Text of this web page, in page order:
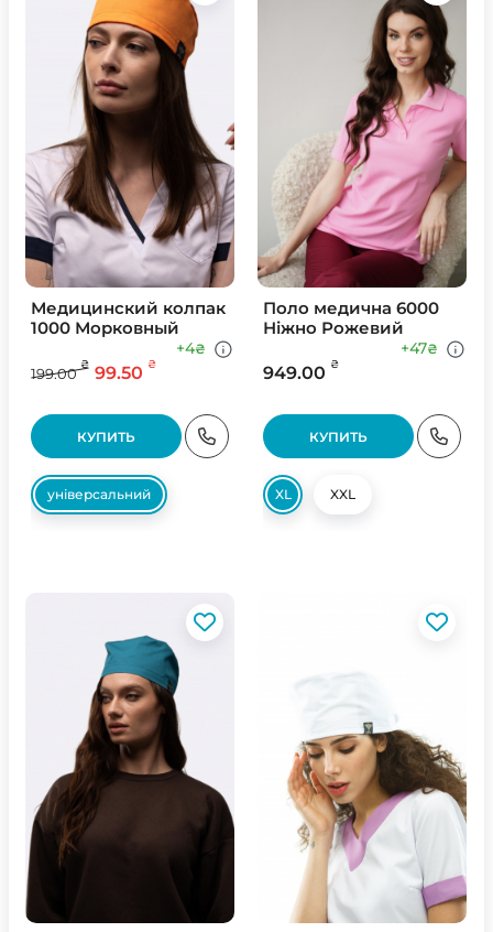
Медицинский колпак
1000 Морковный
199.00
₴ 99.50 ₴
+4₴
КУПИТЬ
універсальний
Поло медична 6000
Ніжно Рожевий
949.00 ₴
+47₴
КУПИТЬ
XL XXL